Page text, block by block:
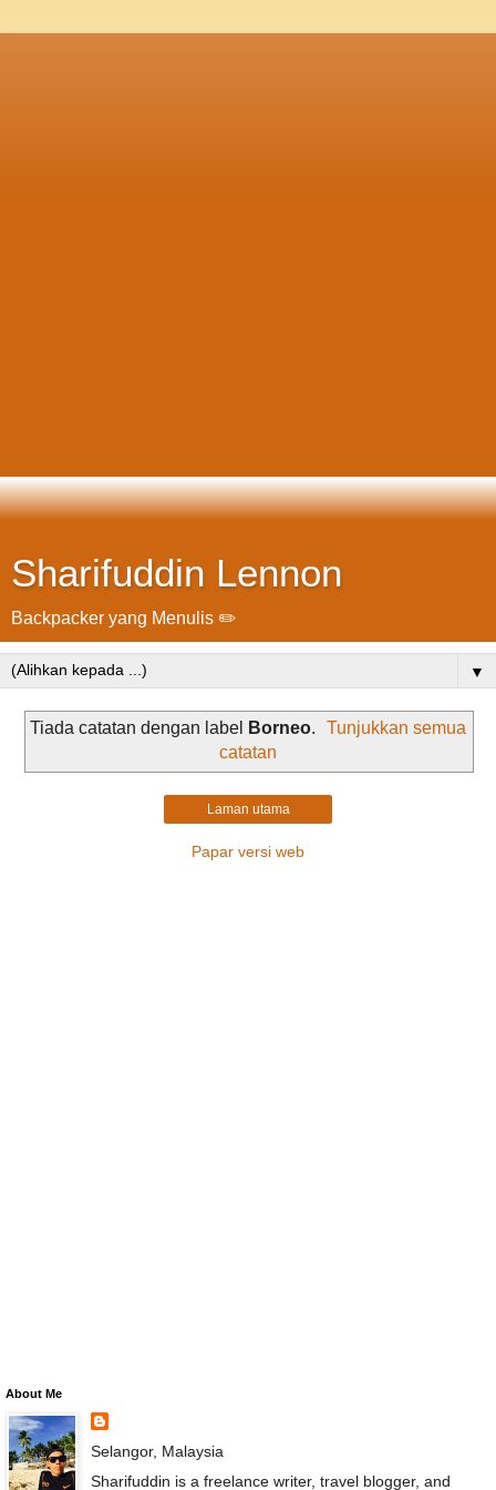
Sharifuddin Lennon
Backpacker yang Menulis ✏️
▼
Tiada catatan dengan label Borneo.
Tunjukkan semua
catatan
Laman utama
Papar versi web
About Me
Selangor, Malaysia
Sharifuddin is a freelance writer, travel blogger, and